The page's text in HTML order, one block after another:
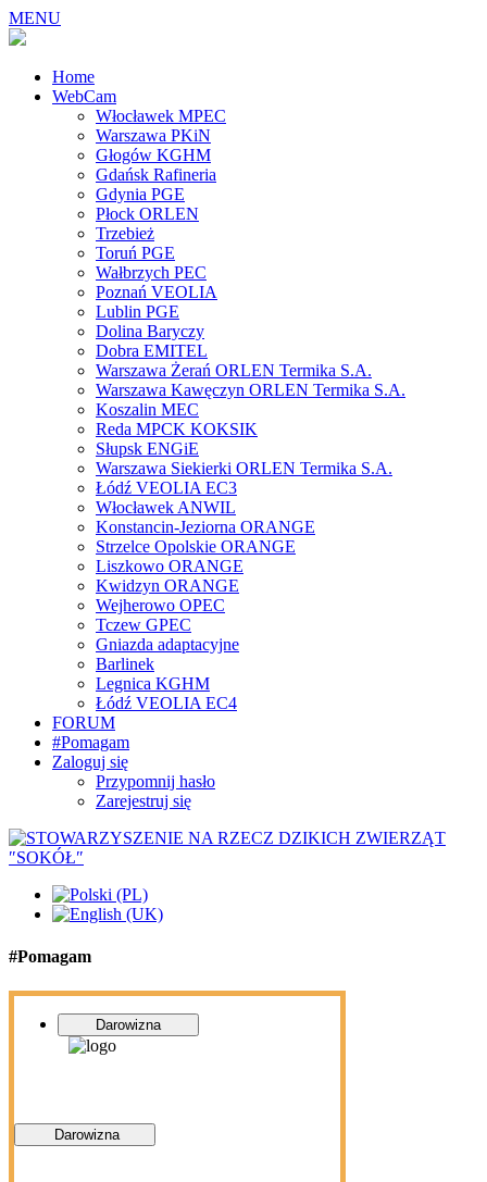
MENU
Home
WebCam
Włocławek MPEC
Warszawa PKiN
Głogów KGHM
Gdańsk Rafineria
Gdynia PGE
Płock ORLEN
Trzebież
Toruń PGE
Wałbrzych PEC
Poznań VEOLIA
Lublin PGE
Dolina Baryczy
Dobra EMITEL
Warszawa Żerań ORLEN Termika S.A.
Warszawa Kawęczyn ORLEN Termika S.A.
Koszalin MEC
Reda MPCK KOKSIK
Słupsk ENGiE
Warszawa Siekierki ORLEN Termika S.A.
Łódź VEOLIA EC3
Włocławek ANWIL
Konstancin-Jeziorna ORANGE
Strzelce Opolskie ORANGE
Liszkowo ORANGE
Kwidzyn ORANGE
Wejherowo OPEC
Tczew GPEC
Gniazda adaptacyjne
Barlinek
Legnica KGHM
Łódź VEOLIA EC4
FORUM
#Pomagam
Zaloguj się
Przypomnij hasło
Zarejestruj się
#Pomagam
Darowizna
Darowizna